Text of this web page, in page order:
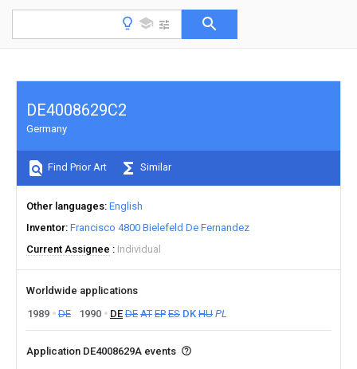
DE4008629C2
Germany
Find Prior Art Similar
Other languages English
Inventor Francisco 4800 Bielefeld De Fernandez
Current Assignee
Individual
Worldwide applications
1989
DE 1990 DE DE AT EP ES DK HU PL
Application DE4008629A events